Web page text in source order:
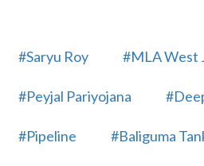
#Saryu Roy #MLA West
#Peyjal Pariyojana
#Pipeline #Baliguma